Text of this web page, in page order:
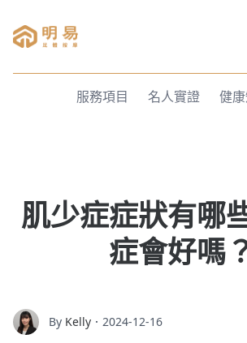
明易足體按摩
服務項目 名人實證 健
肌少症症狀有哪
症會好嗎
By Kelly ．2024-12-16